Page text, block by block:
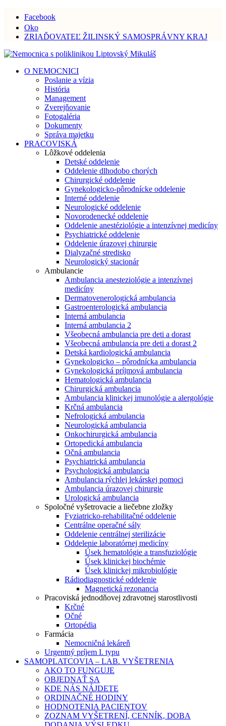
Facebook
Oko
ZRIAĎOVATEĽ ŽILINSKÝ SAMOSPRÁVNY KRAJ
O NEMOCNICI
Poslanie a vízia
História
Management
Zverejňovanie
Fotogaléria
Dokumenty
Správa majetku
PRACOVISKÁ
Lôžkové oddelenia
Detské oddelenie
Oddelenie dlhodobo chorých
Chirurgické oddelenie
Gynekologicko-pôrodnícke oddelenie
Interné oddelenie
Neurologické oddelenie
Novorodenecké oddelenie
Oddelenie anestéziológie a intenzívnej medicíny
Psychiatrické oddelenie
Oddelenie úrazovej chirurgie
Dialyzačné stredisko
Neurologický stacionár
Ambulancie
Ambulancia anesteziológie a intenzívnej
medicíny
Dermatovenerologická ambulancia
Gastroenterologická ambulancia
Interná ambulancia
Interná ambulancia 2
Všeobecná ambulancia pre deti a dorast
Všeobecná ambulancia pre deti a dorast 2
Detská kardiologická ambulancia
Gynekologicko – pôrodnícka ambulancia
Gynekologická príjmová ambulancia
Hematologická ambulancia
Chirurgická ambulancia
Ambulancia klinickej imunológie a alergológie
Krčná ambulancia
Nefrologická ambulancia
Neurologická ambulancia
Onkochirurgická ambulancia
Ortopedická ambulancia
Očná ambulancia
Psychiatrická ambulancia
Psychologická ambulancia
Ambulancia rýchlej lekárskej pomoci
Ambulancia úrazovej chirurgie
Urologická ambulancia
Spoločné vyšetrovacie a liečebne zložky
Fyziatricko-rehabilitačné oddelenie
Centrálne operačné sály
Oddelenie centrálnej sterilizácie
Oddelenie laboratórnej medicíny
Úsek hematológie a transfuziológie
Úsek klinickej biochémie
Úsek klinickej mikrobiológie
Rádiodiagnostické oddelenie
Magnetická rezonancia
Pracoviská jednodňovej zdravotnej starostlivosti
Krčné
Očné
Ortopédia
Farmácia
Nemocničná lekáreň
Urgentný príjem I. typu
SAMOPLATCOVIA – LAB. VYŠETRENIA
AKO TO FUNGUJE
OBJEDNAŤ SA
KDE NÁS NÁJDETE
ORDINAČNÉ HODINY
HODNOTENIA PACIENTOV
ZOZNAM VYŠETRENÍ, CENNÍK, DOBA